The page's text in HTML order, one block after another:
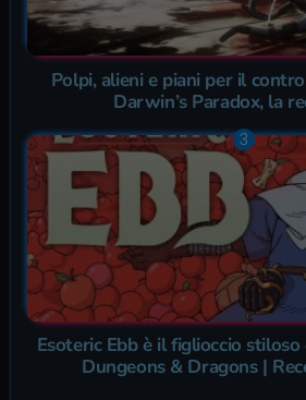
Polpi, alieni e piani per il
Darwin’s Paradox, la
Esoteric Ebb è il figlioccio
Dungeons & Dragons |